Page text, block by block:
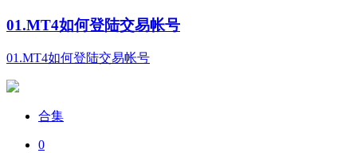
01.MT4如何登陆交易帐号
01.MT4如何登陆交易帐号
合集
0